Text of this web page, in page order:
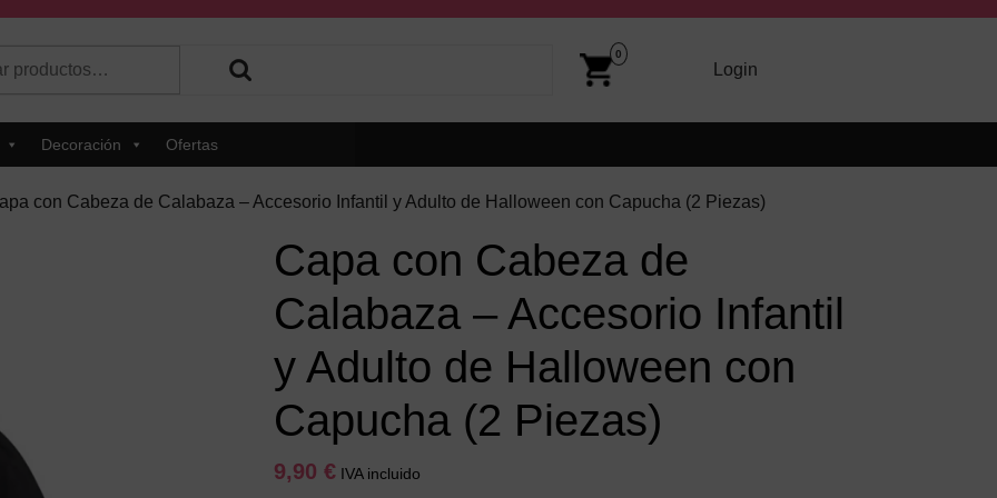
hay resultados autocompletados, puedes utilizar las flechas de arriba y abajo para revisarlos y Enter para ir a la página
0
Image
Login
Decoración Ofertas
con Cabeza de Calabaza – Accesorio Infantil y Adulto de Halloween con Capucha (2 Piezas)
Capa con Cabeza de
Calabaza – Accesorio Infantil
y Adulto de Halloween con
Capucha (2 Piezas)
9,90 € IVA incluido